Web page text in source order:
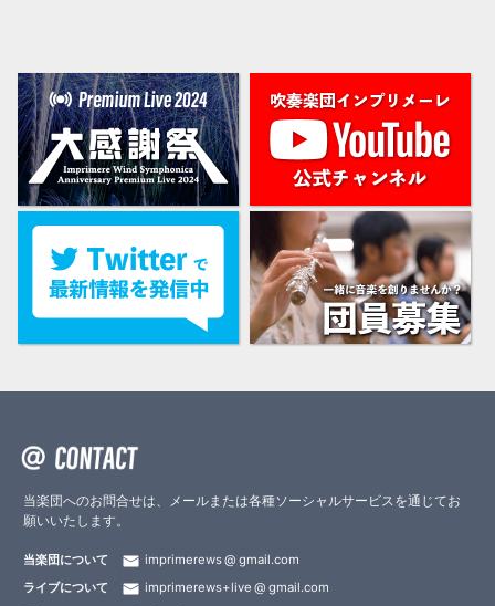
当楽団へのお問合せは、メールまたは各種ソーシャルサービスを通じてお
願いいたします。
当楽団について imprimerews
gmail.com
ライブについて
imprimerews+live
gmail.com